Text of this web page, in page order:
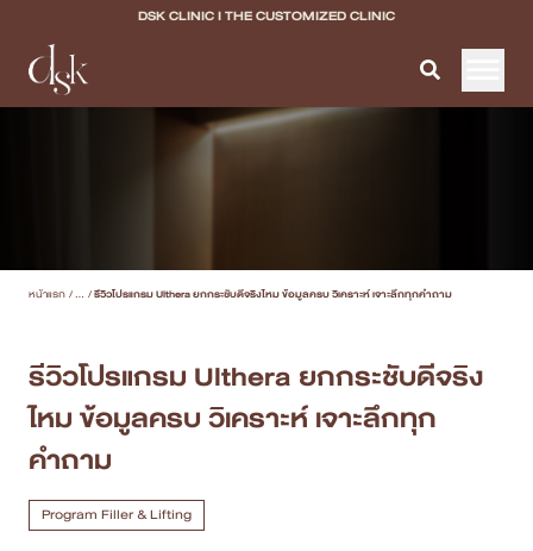
DSK CLINIC I THE CUSTOMIZED CLINIC
Program Filler & Lifting
Program Acne Scar
Program Skin Quality
Program Body Confidence
แพทย์ของเรา
หน้าแรก /... /รีวิวโปรแกรม Ulthera ยกกระชับดีจริงไหม ข้อมูลครบ วิเคราะห์ เจาะลึกทุกคำถาม
รีวิวโปรแกรม Ulthera ยกกระชับดีจริง
ไหม ข้อมูลครบ วิเคราะห์ เจาะลึกทุก
คำถาม
Program Filler & Lifting